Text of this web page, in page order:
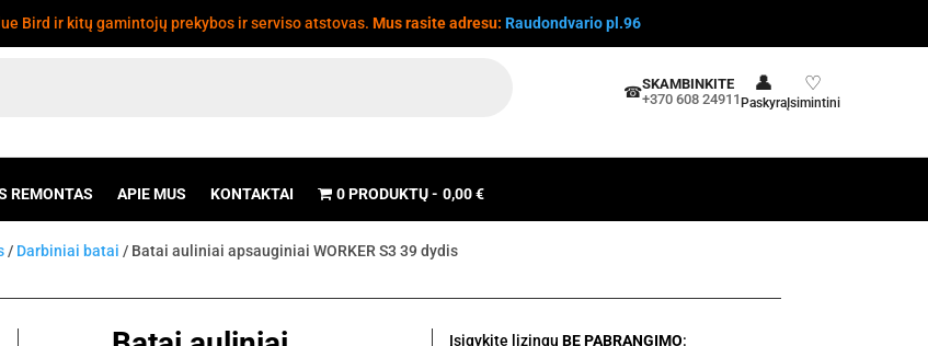
Bird ir kitų gamintojų prekybos ir serviso atstovas. Mus rasite adresu: Raudondvario pl.96
☎SKAMBINKITE
+370 608 24911
👤
Paskyra
♡
Įsimintini
REMONTAS APIE MUS KONTAKTAI 0 PRODUKTŲ 0,00 €
/ Darbiniai batai / Batai auliniai apsauginiai WORKER S3 39 dydis
Įsigykite lizingų BE PABRANGIMO: